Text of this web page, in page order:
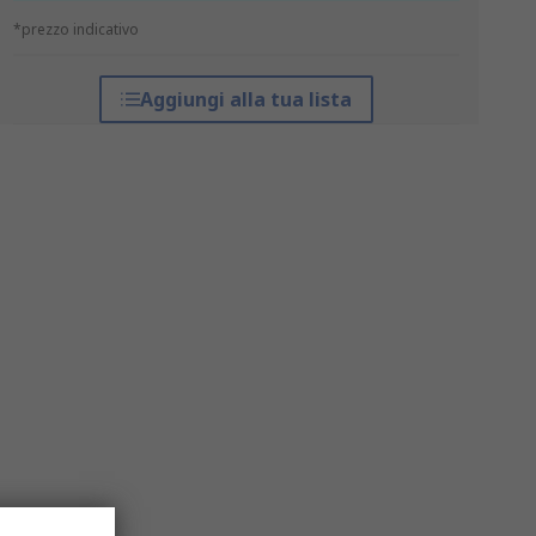
*prezzo indicativo
Aggiungi alla tua lista